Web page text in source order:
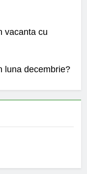
vacanta cu
luna decembrie?